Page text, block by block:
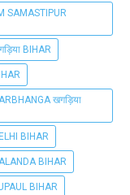
SAMASTIPUR
BIHAR
खगड़िया
BIHAR
BIHAR
BIHAR